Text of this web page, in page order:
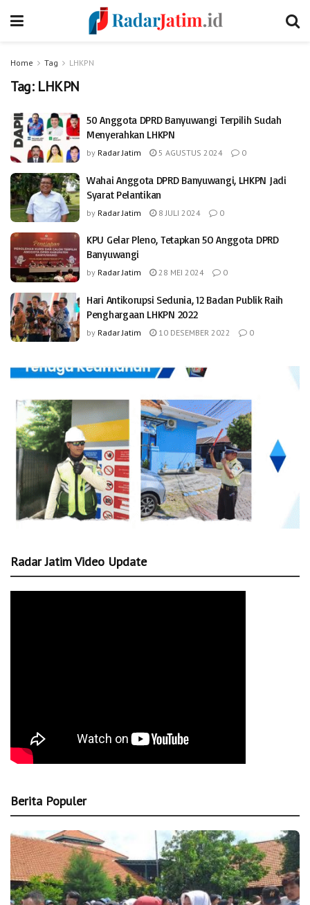
Home Tag LHKPN
Tag: LHKPN
50 Anggota DPRD Banyuwangi Terpilih Sudah
Menyerahkan LHKPN
by Radar Jatim 5 AGUSTUS 2024 0
Wahai Anggota DPRD Banyuwangi, LHKPN Jadi
Syarat Pelantikan
by Radar Jatim 8 JULI 2024 0
KPU Gelar Pleno, Tetapkan 5O Anggota DPRD
Banyuwangi
by Radar Jatim 28 MEI 2024 0
Hari Antikorupsi Sedunia, 12 Badan Publik Raih
Penghargaan LHKPN 2022
by Radar Jatim 10 DESEMBER 2022 0
Radar Jatim Video Update
Berita Populer